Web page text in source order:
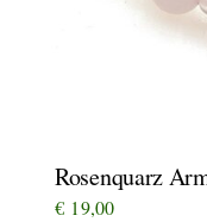
Rosenquarz
€ 19,00